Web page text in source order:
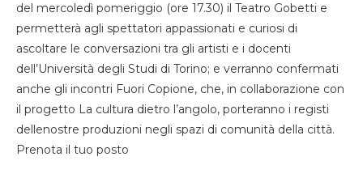
del mercoledì pomeriggio (ore 17.30) il Teatro Gobetti e
permetterà agli spettatori appassionati e curiosi di
ascoltare le conversazioni tra gli artisti e i docenti
dell’Università degli Studi di Torino; e verranno confermati
anche gli incontri Fuori Copione, che, in collaborazione con
il progetto La cultura dietro l’angolo, porteranno i registi
dellenostre produzioni negli spazi di comunità della città.
Prenota il tuo posto